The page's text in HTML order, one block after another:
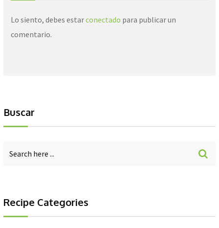
Lo siento, debes estarconectado para publicar un
comentario.
Buscar
Recipe Categories